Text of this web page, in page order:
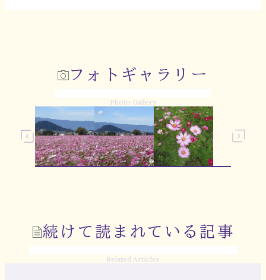
フォトギャラリー
Photo Gallery
続けて読まれている記事
Related Articles